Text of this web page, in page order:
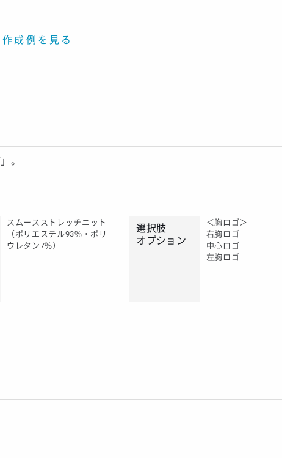
成例を見る
。
スムースストレッチニット
（ポリエステル93%・ポリ
ウレタン7%）
選択肢
オプション
＜胸ロゴ＞
右胸ロゴ
中心ロゴ
左胸ロゴ